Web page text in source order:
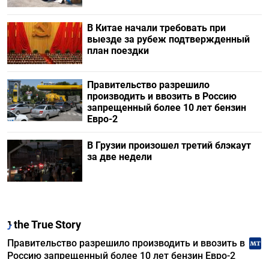
В Китае начали требовать при
выезде за рубеж подтвержденный
план поездки
Правительство разрешило
производить и ввозить в Россию
запрещенный более 10 лет бензин
Евро-2
В Грузии произошел третий блэкаут
за две недели